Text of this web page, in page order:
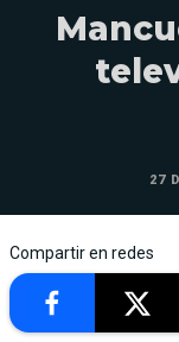
27
Compartir en redes